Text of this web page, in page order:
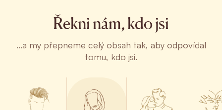
Řekni nám, kdo jsi
...a my přepneme celý obsah tak, aby odpovídal
tomu, kdo jsi.